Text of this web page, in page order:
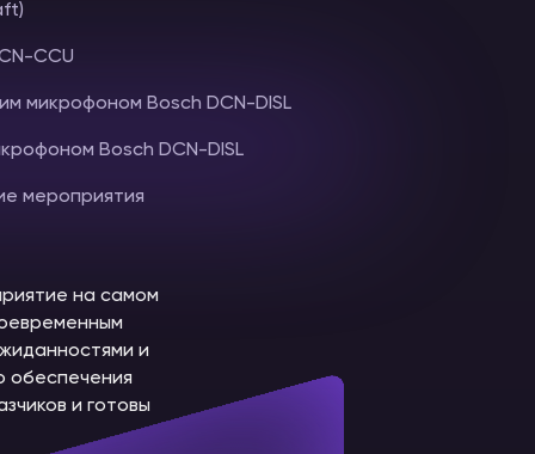
CCU
микрофоном Bosch DCN-DISL
Bosch DCN-DISL
мероприятия
на самом
и
обеспечения
и готовы